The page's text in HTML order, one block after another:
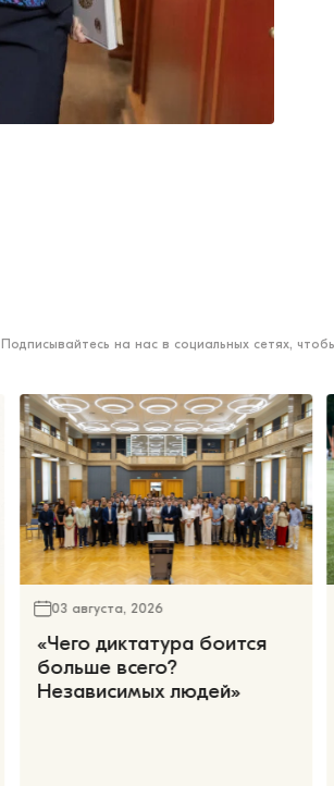
Подписывайтесь на нас в социальных сетях,
03 августа, 2026
«Чего диктатура боится
больше всего?
Независимых людей»